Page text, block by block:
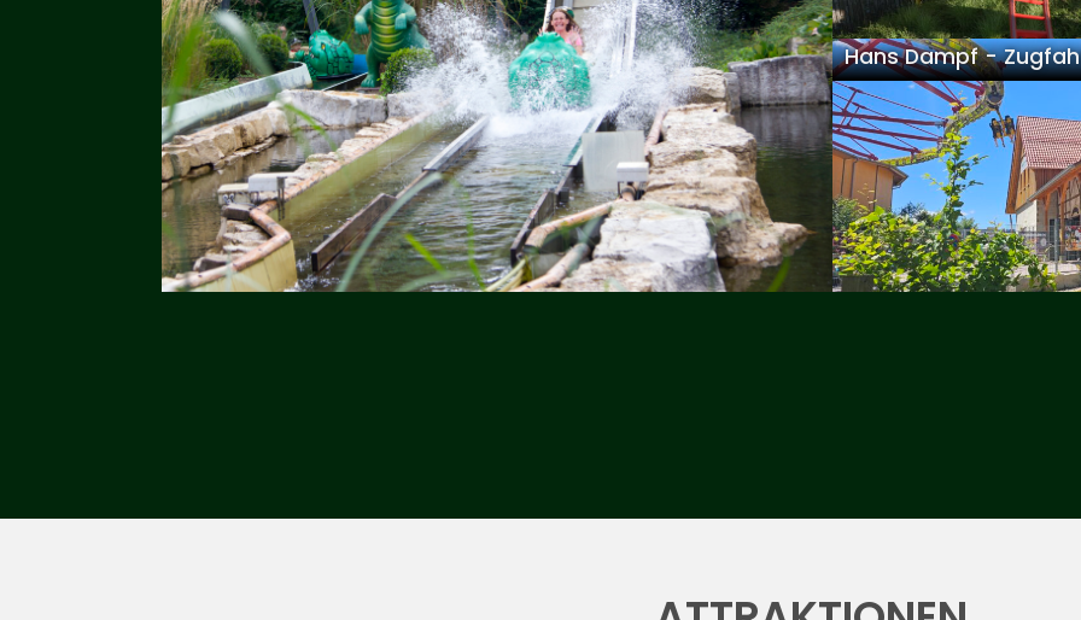
Hans Dampf -